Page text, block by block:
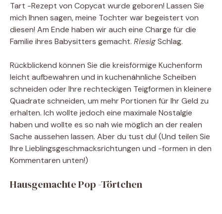
Tart -Rezept von Copycat wurde geboren! Lassen Sie
mich Ihnen sagen, meine Tochter war begeistert von
diesen! Am Ende haben wir auch eine Charge für die
Familie ihres Babysitters gemacht. RiesigSchlag.
Rückblickend können Sie die kreisförmige Kuchenform
leicht aufbewahren und in kuchenähnliche Scheiben
schneiden oder Ihre rechteckigen Teigformen in kleinere
Quadrate schneiden, um mehr Portionen für Ihr Geld zu
erhalten. Ich wollte jedoch eine maximale Nostalgie
haben und wollte es so nah wie möglich an der realen
Sache aussehen lassen. Aber du tust du! (Und teilen Sie
Ihre Lieblingsgeschmacksrichtungen und -formen in den
Kommentaren unten!)
Hausgemachte Pop -Törtchen